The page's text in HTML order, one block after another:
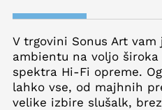
V trgovini Sonus Art
ambientu na voljo
spektra Hi-Fi opreme.
lahko vse, od majhnih
velike izbire slušalk,